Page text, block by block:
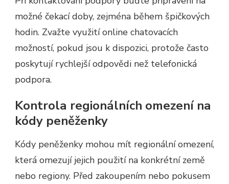
možné čekací doby, zejména během špičkových
hodin. Zvažte využití online chatovacích
možností, pokud jsou k dispozici, protože často
poskytují rychlejší odpovědi než telefonická
podpora.
Kontrola regionálních omezení na
kódy peněženky
Kódy peněženky mohou mít regionální omezení,
která omezují jejich použití na konkrétní země
nebo regiony. Před zakoupením nebo pokusem